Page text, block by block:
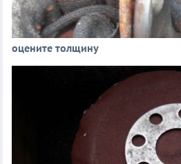
оцените толщину